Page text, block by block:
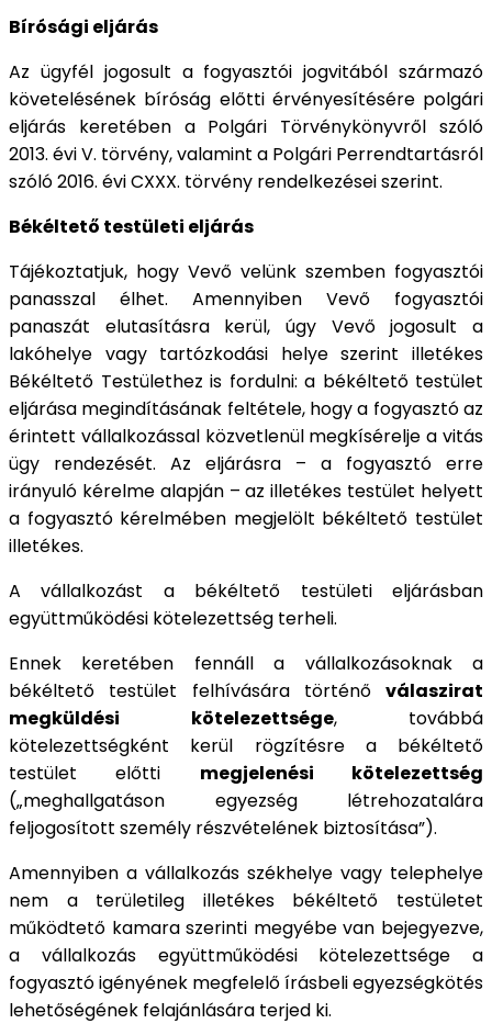
Bírósági eljárás
Az ügyfél jogosult a fogyasztói jogvitából származó
követelésének bíróság előtti érvényesítésére polgári
eljárás keretében a Polgári Törvénykönyvről szóló
2013. évi V. törvény, valamint a Polgári Perrendtartásról
szóló 2016. évi CXXX. törvény rendelkezései szerint.
Békéltető testületi eljárás
Tájékoztatjuk, hogy Vevő velünk szemben fogyasztói
panasszal élhet. Amennyiben Vevő fogyasztói
panaszát elutasításra kerül, úgy Vevő jogosult a
lakóhelye vagy tartózkodási helye szerint illetékes
Békéltető Testülethez is fordulni: a békéltető testület
eljárása megindításának feltétele, hogy a fogyasztó az
érintett vállalkozással közvetlenül megkísérelje a vitás
ügy rendezését. Az eljárásra – a fogyasztó erre
irányuló kérelme alapján – az illetékes testület helyett
a fogyasztó kérelmében megjelölt békéltető testület
illetékes.
A vállalkozást a békéltető testületi eljárásban
együttműködési kötelezettség terheli.
Ennek keretében fennáll a vállalkozásoknak a
békéltető testület felhívására történő válaszirat
megküldési kötelezettsége, továbbá
kötelezettségként kerül rögzítésre a békéltető
testület előtti megjelenési kötelezettség
(„meghallgatáson egyezség létrehozatalára
feljogosított személy részvételének biztosítása”).
Amennyiben a vállalkozás székhelye vagy telephelye
nem a területileg illetékes békéltető testületet
működtető kamara szerinti megyébe van bejegyezve,
a vállalkozás együttműködési kötelezettsége a
fogyasztó igényének megfelelő írásbeli egyezségkötés
lehetőségének felajánlására terjed ki.